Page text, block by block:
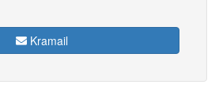
Kramail